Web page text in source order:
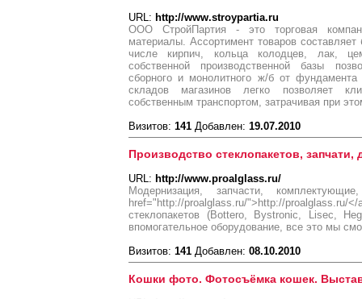
URL: http://www.stroypartia.ru
ООО СтройПартия - это торговая
материалы. Ассортимент товаров
числе кирпич, кольца колодцев, лак,
собственной производственной базы
сборного и монолитного ж/б от
складов магазинов легко позволяет
собственным транспортом, затрачивая при
Визитов: 141 Добавлен: 19.07.2010
Производство стеклопакетов,
URL: http://www.proalglass.ru/
Модернизация, запчасти,
href="http://proalglass.ru/">http://
стеклопакетов (Bottero, Bystronic, Lisec,
впомогательное оборудование, все это мы
Визитов: 141 Добавлен: 08.10.2010
Кошки фото. Фотосъёмка кошек.